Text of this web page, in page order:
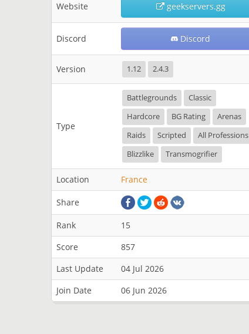
Website geekservers.gg
Discord Discord
Version 1.12 2.4.3
Type
Battlegrounds
Classic
Hardcore
BG Rating
Arenas
Raids
Scripted
All Professions
Blizzlike
Transmogrifier
Location France
Share
Rank
15
Score
857
Last Update
04 Jul 2026
Join Date
06 Jun 2026